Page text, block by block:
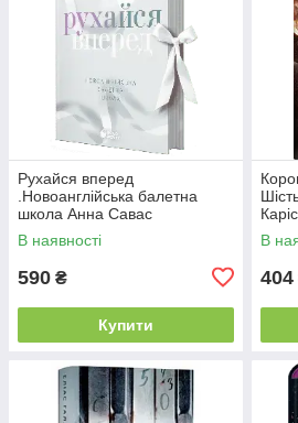
Рухайся вперед
.Новоанглійська балетна
школа Анна Савас
READBERRY
В наявності
590 ₴
Купити
В
404